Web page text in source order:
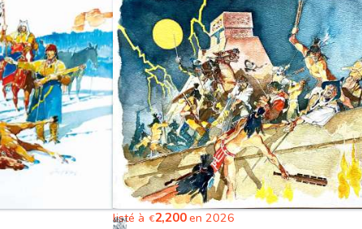
listé à €2,200en 2026